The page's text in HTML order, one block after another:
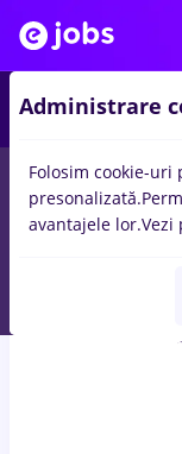
locuri de muncacu
Constructii /
Administrare
Folosim cookie-
presonalizată.
avantajele lor.Vezi